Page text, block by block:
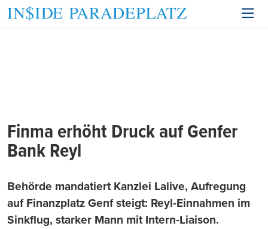
Finma erhöht Druck auf Genfer
Bank Reyl
Behörde mandatiert Kanzlei Lalive, Aufregung
auf Finanzplatz Genf steigt: Reyl-Einnahmen im
Sinkflug, starker Mann mit Intern-Liaison.